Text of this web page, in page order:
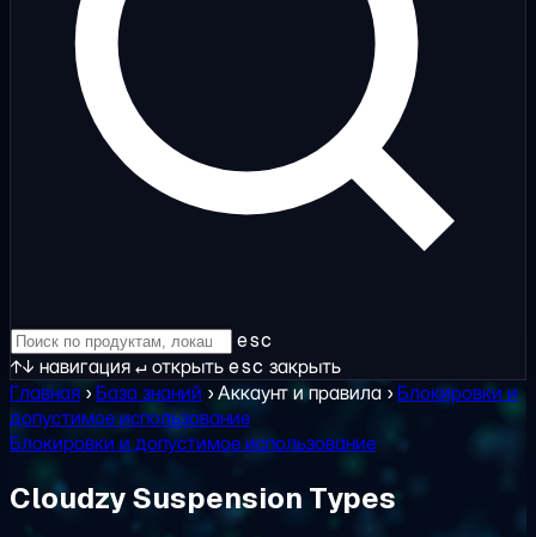
esc
↑↓ навигация↵открытьesc закрыть
Главная › База знаний ›Аккаунт и правила ›Блокировки и
допустимое использование
Блокировки и допустимое использование
Cloudzy Suspension Types